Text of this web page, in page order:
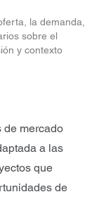
la demanda,
sobre el
y contexto
de mercado
a las
que
de